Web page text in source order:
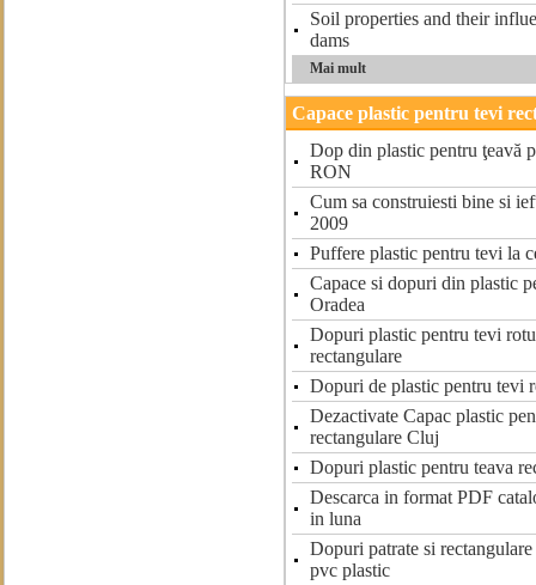
Soil properties and their
dams
Mai mult
Capace plastic pentru tevi
Dop din plastic pentru ţeavă
RON
Cum sa construiesti bine si
2009
Puffere plastic pentru tevi la
Capace si dopuri din plastic
Oradea
Dopuri plastic pentru tevi
rectangulare
Dopuri de plastic pentru tevi
Dezactivate Capac plastic
rectangulare Cluj
Dopuri plastic pentru teava
Descarca in format PDF
in luna
Dopuri patrate si
pvc plastic